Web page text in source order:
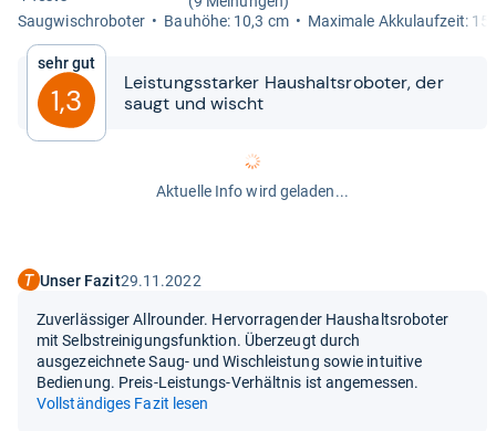
Saug­wisch­ro­bo­ter
Bau­höhe: 10,3 cm Maxi­male Akku­lauf­zeit:
Sehr gut
1,3
Leis­tungs­star­ker Haus­halts­ro­bo­ter, der
saugt und wischt
Aktuelle Info wird geladen...
Unser Fazit29.11.2022
Zuverlässiger Allrounder. Hervorragender Haushaltsroboter
mit Selbstreinigungsfunktion. Überzeugt durch
ausgezeichnete Saug- und Wischleistung sowie intuitive
Bedienung. Preis-Leistungs-Verhältnis ist angemessen.
Vollständiges Fazit lesen